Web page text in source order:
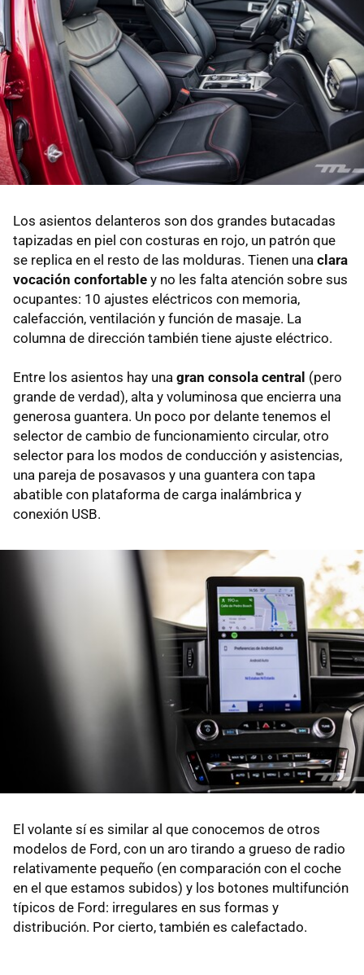
Los asientos delanteros son dos grandes butacadas
tapizadas en piel con costuras en rojo, un patrón que
se replica en el resto de las molduras. Tienen una clara
vocación confortable y no les falta atención sobre sus
ocupantes: 10 ajustes eléctricos con memoria,
calefacción, ventilación y función de masaje. La
columna de dirección también tiene ajuste eléctrico.
Entre los asientos hay una gran consola central (pero
grande de verdad), alta y voluminosa que encierra una
generosa guantera. Un poco por delante tenemos el
selector de cambio de funcionamiento circular, otro
selector para los modos de conducción y asistencias,
una pareja de posavasos y una guantera con tapa
abatible con plataforma de carga inalámbrica y
conexión USB.
El volante sí es similar al que conocemos de otros
modelos de Ford, con un aro tirando a grueso de radio
relativamente pequeño (en comparación con el coche
en el que estamos subidos) y los botones multifunción
típicos de Ford: irregulares en sus formas y
distribución. Por cierto, también es calefactado.